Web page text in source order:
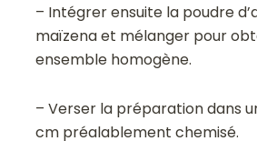
– Intégrer ensuite la poudre
maïzena et mélanger pour
ensemble homogène.
– Verser la préparation dans
cm préalablement chemisé.